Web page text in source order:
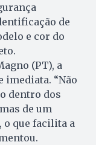
de
e cor do
(PT), a
imediata. “Não
dentro dos
de um
que facilita a